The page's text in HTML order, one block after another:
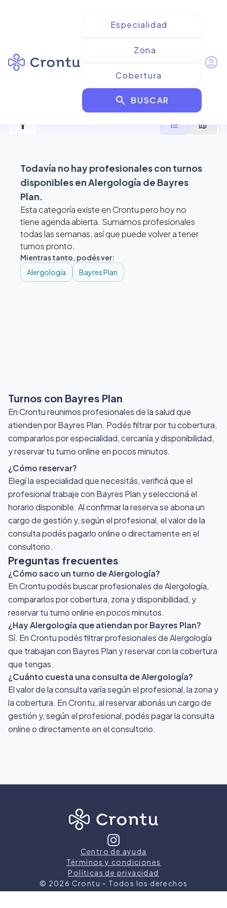
search BUSCAR
account_circle
Resultados paraAlergología
de Bayres Plan
filter_alt format_list_bulleted map
Todavía no hay profesionales con turnos
disponibles enAlergología de Bayres
Plan.
Esta categoría existe en Crontu pero hoy no
tiene agenda abierta. Sumamos profesionales
todas las semanas, así que puede volver a tener
turnos pronto.
Mientras tanto, podés ver:
Alergología
Bayres Plan
Turnos con Bayres Plan
En Crontu reunimos profesionales de la salud que
atienden por Bayres Plan. Podés filtrar por tu cobertura,
compararlos por especialidad, cercanía y disponibilidad,
y reservar tu turno online en pocos minutos.
¿Cómo reservar?
Elegí la especialidad que necesitás, verificá que el
profesional trabaje con Bayres Plan y seleccioná el
horario disponible. Al confirmar la reserva se abona un
cargo de gestión y, según el profesional, el valor de la
consulta podés pagarlo online o directamente en el
consultorio.
Preguntas frecuentes
¿Cómo saco un turno de Alergología?
En Crontu podés buscar profesionales de Alergología,
compararlos por cobertura, zona y disponibilidad, y
reservar tu turno online en pocos minutos.
¿Hay Alergología que atiendan por Bayres Plan?
Sí. En Crontu podés filtrar profesionales de Alergología
que trabajan con Bayres Plan y reservar con la cobertura
que tengas.
¿Cuánto cuesta una consulta de Alergología?
El valor de la consulta varía según el profesional, la zona y
la cobertura. En Crontu, al reservar abonás un cargo de
gestión y, según el profesional, podés pagar la consulta
online o directamente en el consultorio.
Centro de ayuda
Términos y condiciones
Políticas de privacidad
© 2026 Crontu – Todos los derechos
reservados